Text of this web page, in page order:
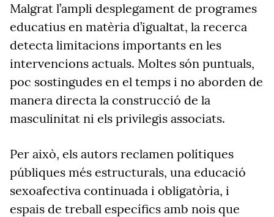
Malgrat l’ampli desplegament de programes
educatius en matèria d’igualtat, la recerca
detecta limitacions importants en les
intervencions actuals. Moltes són puntuals,
poc sostingudes en el temps i no aborden de
manera directa la construcció de la
masculinitat ni els privilegis associats.
Per això, els autors reclamen polítiques
públiques més estructurals, una educació
sexoafectiva continuada i obligatòria, i
espais de treball específics amb nois que